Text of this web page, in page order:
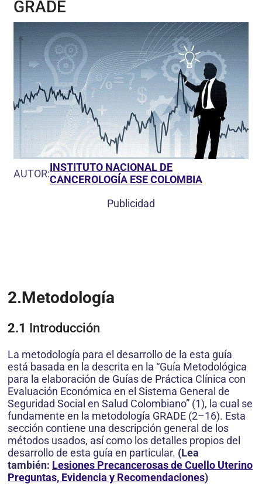
GRADE
AUTOR:INSTITUTO NACIONAL DE
CANCEROLOGÍA ESE COLOMBIA
Publicidad
2.Metodología
2.1 Introducción
La metodología para el desarrollo de la esta guía
está basada en la descrita en la “Guía Metodológica
para la elaboración de Guías de Práctica Clínica con
Evaluación Económica en el Sistema General de
Seguridad Social en Salud Colombiano” (1), la cual se
fundamente en la metodología GRADE (2–16). Esta
sección contiene una descripción general de los
métodos usados, así como los detalles propios del
desarrollo de esta guía en particular. (Lea
también: Lesiones Precancerosas de Cuello Uterino
Preguntas, Evidencia y Recomendaciones)